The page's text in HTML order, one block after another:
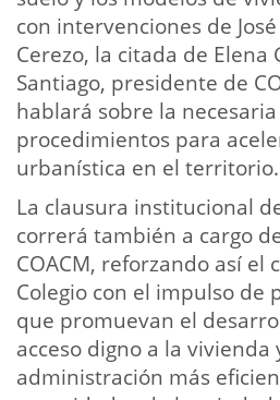
con intervenciones de
Cerezo, la citada de Elena
Santiago, presidente de
hablará sobre la
procedimientos para
urbanística en el territorio.
La clausura institucional
correrá también a cargo
COACM, reforzando así el
Colegio con el impulso de
que promuevan el
acceso digno a la vivienda
administración más